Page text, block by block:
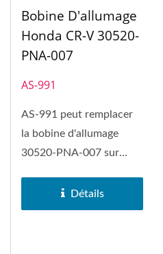
Bobine D'allumage
Honda CR-V 30520-
PNA-007
AS-991
AS-991 peut remplacer
la bobine d'allumage
30520-PNA-007 sur
d'allumage...Détails